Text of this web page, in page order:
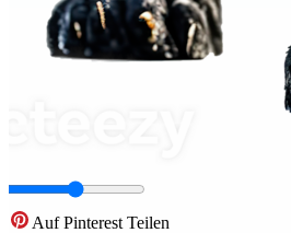
Auf Pinterest Teilen